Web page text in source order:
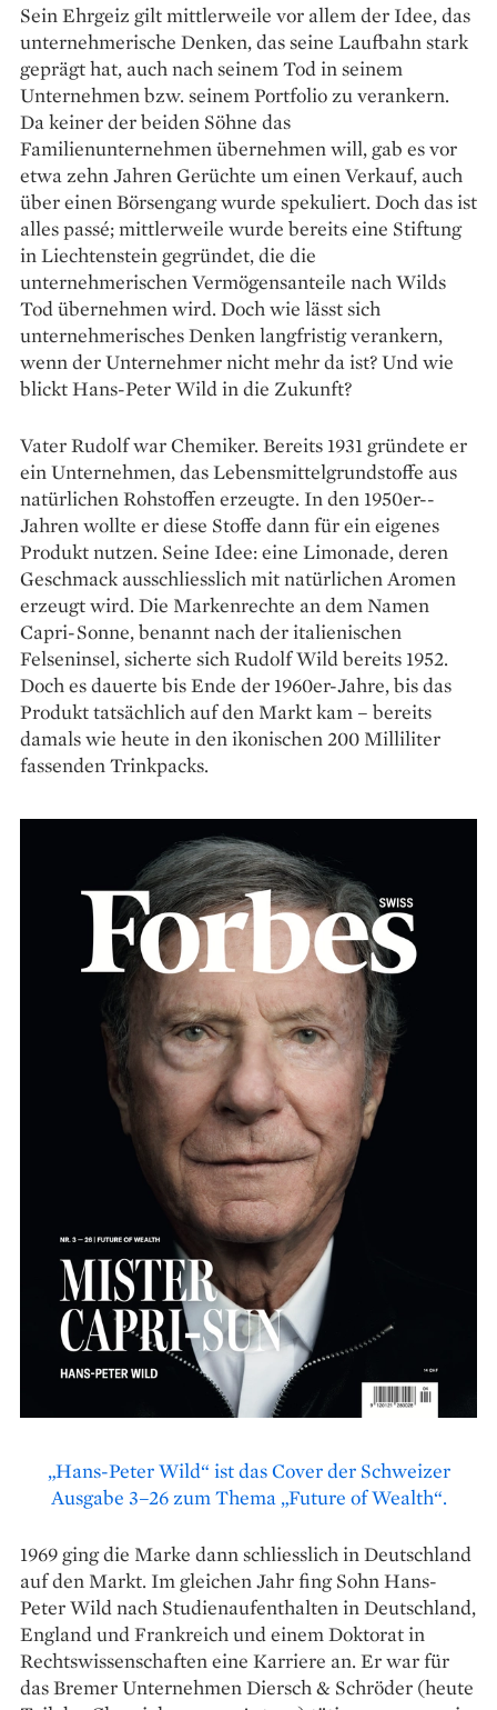
Sein Ehrgeiz gilt mittlerweile vor allem der Idee, das
unternehmerische Denken, das seine Laufbahn stark
geprägt hat, auch nach seinem Tod in seinem
Unternehmen bzw. seinem Portfolio zu verankern.
Da keiner der beiden Söhne das
Familienunternehmen übernehmen will, gab es vor
etwa zehn Jahren Gerüchte um einen Verkauf, auch
über einen Börsengang wurde spekuliert. Doch das ist
alles passé; mittlerweile wurde bereits eine Stiftung
in Liechtenstein gegründet, die die
unternehmerischen Vermögensanteile nach Wilds
Tod übernehmen wird. Doch wie lässt sich
unternehmerisches Denken langfristig verankern,
wenn der Unternehmer nicht mehr da ist? Und wie
blickt Hans-Peter Wild in die Zukunft?
Vater Rudolf war Chemiker. Bereits 1931 gründete er
ein Unternehmen, das Lebensmittelgrundstoffe aus
natürlichen Rohstoffen erzeugte. In den 1950er-­
Jahren wollte er diese Stoffe dann für ein eigenes
Produkt nutzen. Seine Idee: eine Limonade, deren
Geschmack ausschliesslich mit natürlichen Aromen
erzeugt wird. Die Markenrechte an dem Namen
Capri-Sonne, benannt nach der italienischen
Felseninsel, sicherte sich Rudolf Wild bereits 1952.
Doch es dauerte bis Ende der 1960er-Jahre, bis das
Produkt tatsächlich auf den Markt kam – bereits
damals wie heute in den ikonischen 200 Milliliter
fassenden Trinkpacks.
„Hans-Peter Wild“ ist das Cover der Schweizer
Ausgabe 3–26 zum Thema „Future of Wealth“.
1969 ging die Marke dann schliesslich in Deutschland
auf den Markt. Im gleichen Jahr fing Sohn Hans-
Peter Wild nach Studienaufenthalten in Deutschland,
England und Frankreich und einem Doktorat in
Rechtswissenschaften eine Karriere an. Er war für
das Bremer Unternehmen Diersch & Schröder (heute